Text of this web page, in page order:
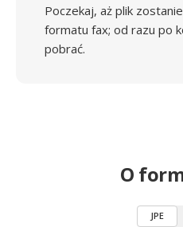
Poczekaj, aż plik
formatu fax; od razu po
pobrać.
O
JPE